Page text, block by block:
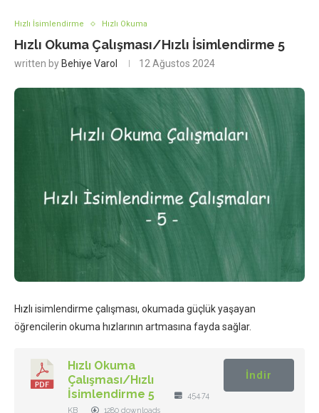
Hızlı İsimlendirme Hızlı Okuma
Hızlı Okuma Çalışması/Hızlı İsimlendirme 5
written by Behiye Varol 12 Ağustos 2024
Hızlı isimlendirme çalışması, okumada güçlük yaşayan
öğrencilerin okuma hızlarının artmasına fayda sağlar.
Hızlı Okuma
Çalışması/Hızlı
İsimlendirme 5
454.74
KB
1280 downloads
İndir